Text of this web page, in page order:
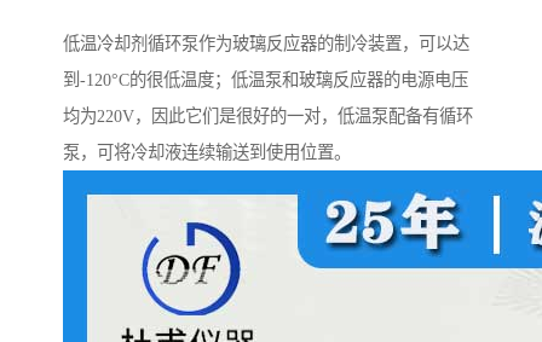
低温冷却剂循环泵作为玻璃反应器的制冷装置，可以达
到-120°C的很低温度；低温泵和玻璃反应器的电源电压
均为220V，因此它们是很好的一对，低温泵配备有循环
泵，可将冷却液连续输送到使用位置。